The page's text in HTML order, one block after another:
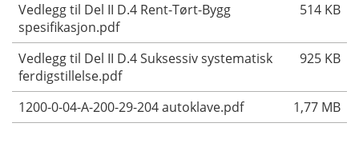
Vedlegg til Del II D.4 Rent-Tørt-Bygg
spesifikasjon.pdf
514 KB
Vedlegg til Del II D.4 Suksessiv systematisk
ferdigstillelse.pdf
925 KB
1200-0-04-A-200-29-204 autoklave.pdf 1,77 MB